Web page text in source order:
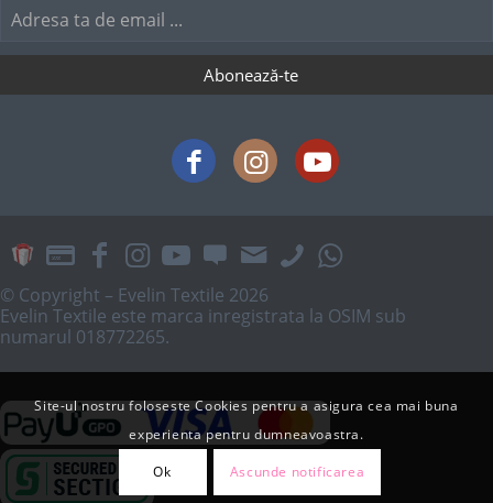
© Copyright – Evelin Textile 2026
Evelin Textile este marca inregistrata la OSIM sub
numarul 018772265.
Site-ul nostru foloseste Cookies pentru a asigura cea mai buna
experienta pentru dumneavoastra.
Ok Ascunde notificarea